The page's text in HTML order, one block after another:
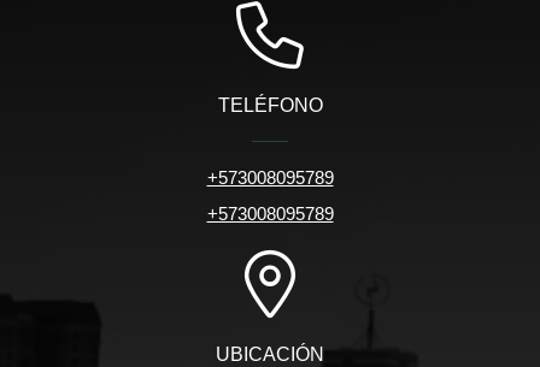
TELÉFONO
+573008095789
+573008095789
UBICACIÓN